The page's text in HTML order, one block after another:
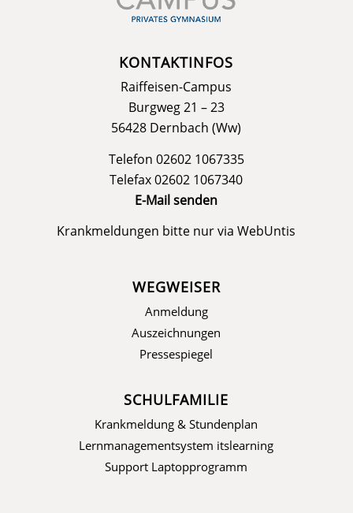
KONTAKTINFOS
Raiffeisen-Campus
Burgweg 21 – 23
56428 Dernbach (Ww)
Telefon 02602 1067335
Telefax 02602 1067340
E-Mail senden
Krankmeldungen bitte nur viaWebUntis
WEGWEISER
Anmeldung
Auszeichnungen
Pressespiegel
SCHULFAMILIE
Krankmeldung & Stundenplan
Lernmanagementsystem itslearning
Support Laptopprogramm